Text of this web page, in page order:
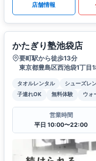
店舗情報
かたぎり塾池袋店
要町駅から徒歩13分
東京都豊島区西池袋1丁目
タオルレンタル シューズレ
子連れOK
無料体験 ウォ
営業時間
平日 10:00〜22:00